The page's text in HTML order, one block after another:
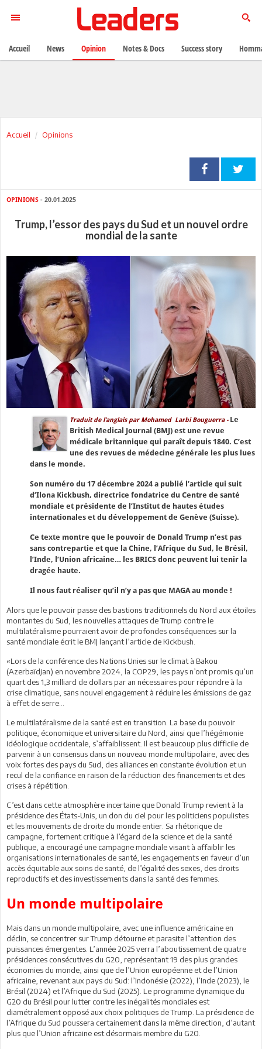
Accueil Opinions
OPINIONS - 20.01.2025
Trump, l’essor des pays du Sud et un nouvel ordre
mondial de la sante
Traduit de l’anglais par Mohamed Larbi Bouguerra -Le
British Medical Journal (BMJ) est une revue
médicale britannique qui paraît depuis 1840. C’est
une des revues de médecine générale les plus lues
dans le monde.
Son numéro du 17 décembre 2024 a publié l’article qui suit
d’Ilona Kickbush, directrice fondatrice du Centre de santé
mondiale et présidente de l’Institut de hautes études
internationales et du développement de Genève (Suisse).
Ce texte montre que le pouvoir de Donald Trump n’est pas
sans contrepartie et que la Chine, l’Afrique du Sud, le Brésil,
l’Inde, l’Union africaine… les BRICS donc peuvent lui tenir la
dragée haute.
Il nous faut réaliser qu’il n’y a pas que MAGA au monde !
Alors que le pouvoir passe des bastions traditionnels du Nord aux étoiles
montantes du Sud, les nouvelles attaques de Trump contre le
multilatéralisme pourraient avoir de profondes conséquences sur la
santé mondiale écrit le BMJ lançant l’article de Kickbush.
«Lors de la conférence des Nations Unies sur le climat à Bakou
(Azerbaïdjan) en novembre 2024, la COP29, les pays n’ont promis qu’un
quart des 1,3 milliard de dollars par an nécessaires pour répondre à la
crise climatique, sans nouvel engagement à réduire les émissions de gaz
à effet de serre…
Le multilatéralisme de la santé est en transition. La base du pouvoir
politique, économique et universitaire du Nord, ainsi que l’hégémonie
idéologique occidentale, s’affaiblissent. Il est beaucoup plus difficile de
parvenir à un consensus dans un nouveau monde multipolaire, avec des
voix fortes des pays du Sud, des alliances en constante évolution et un
recul de la confiance en raison de la réduction des financements et des
crises à répétition.
C’est dans cette atmosphère incertaine que Donald Trump revient à la
présidence des États-Unis, un don du ciel pour les politiciens populistes
et les mouvements de droite du monde entier. Sa rhétorique de
campagne, fortement critique à l’égard de la science et de la santé
publique, a encouragé une campagne mondiale visant à affaiblir les
organisations internationales de santé, les engagements en faveur d’un
accès équitable aux soins de santé, de l’égalité des sexes, des droits
reproductifs et des investissements dans la santé des femmes.
Un monde multipolaire
Mais dans un monde multipolaire, avec une influence américaine en
déclin, se concentrer sur Trump détourne et parasite l’attention des
puissances émergentes. L’année 2025 verra l’aboutissement de quatre
présidences consécutives du G20, représentant 19 des plus grandes
économies du monde, ainsi que de l’Union européenne et de l’Union
africaine, revenant aux pays du Sud: l’Indonésie (2022), l’Inde (2023), le
Brésil (2024) et l’Afrique du Sud (2025). Le programme dynamique du
G20 du Brésil pour lutter contre les inégalités mondiales est
diamétralement opposé aux choix politiques de Trump. La présidence de
l’Afrique du Sud poussera certainement dans la même direction, d’autant
plus que l’Union africaine est désormais membre du G20.
Accueil News Opinion Notes & Docs Success story